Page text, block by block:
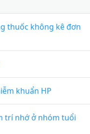
thuốc không kê đơn
khuẩn HP
trí nhớ ở nhóm tuổi